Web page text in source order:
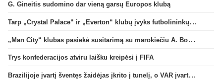
G. Gineitis sudomino dar vieną garsų Europos klubą
Tarp „Crystal Palace“ ir „Everton“ klubų įvyks futbolininkų mainai
„Man City“ klubas pasiekė susitarimą su marokiečiu A. Bouaddi
Trys konfederacijos atviru laišku kreipėsi į FIFA
Brazilijoje įvartį šventęs žaidėjas įkrito į tunelį, o VAR įvartį atšaukė